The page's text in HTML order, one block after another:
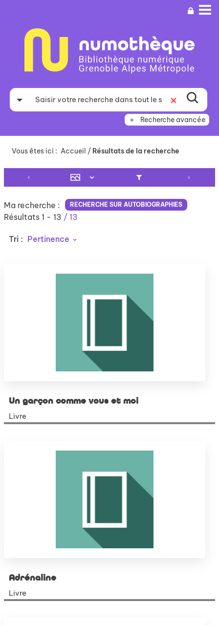
recherche
Recherche avancée
Vous êtes ici : Accueil / Résultats de la recherche
Ma recherche : RECHERCHE SUR AUTOBIOGRAPHIES
Résultats 1 - 13 / 13
Tri : Pertinence
Un garçon comme vous et moi
Livre
Adrénaline
Livre